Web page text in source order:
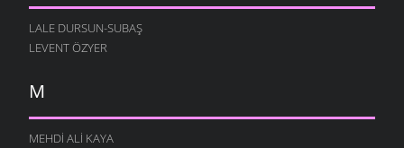
LALE DURSUN-SUBAŞ
LEVENT ÖZYER
M
MEHDI ALI KAYA